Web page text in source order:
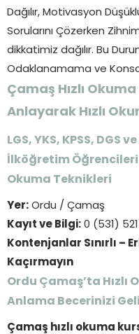
Dağılır, Motivasyon
Sorularını Çözerken
dikkatimiz dağılır. Bu
Odaklanamama ve
Çamaş Hızlı
Anlayarak Hızlı
LGS, YKS, KPSS, DGS
İlköğretim Öğrencileri
Okuma Teknikleri
Yer: Ordu / Çamaş
Kayıt ve Bilgi: 0 (531) 521
Kontenjanlar Sınırlı –
Kaçırmayın
Ordu Çamaş’ta Hızlı
Anlama Becerinizi
Çamaş hızlı okuma